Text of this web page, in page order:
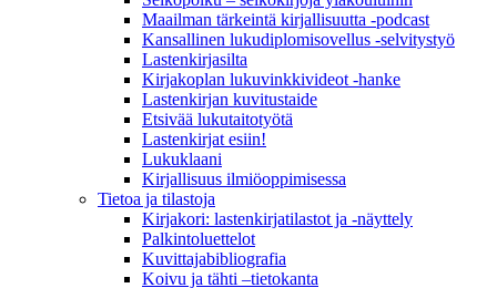
Maailman tärkeintä kirjallisuutta -podcast
Kansallinen lukudiplomisovellus -selvitystyö
Lastenkirjasilta
Kirjakoplan lukuvinkkivideot -hanke
Lastenkirjan kuvitustaide
Etsivää lukutaitotyötä
Lastenkirjat esiin!
Lukuklaani
Kirjallisuus ilmiöoppimisessa
Tietoa ja tilastoja
Kirjakori: lastenkirjatilastot ja -näyttely
Palkintoluettelot
Kuvittaja­bibliografia
Koivu ja tähti –tietokanta